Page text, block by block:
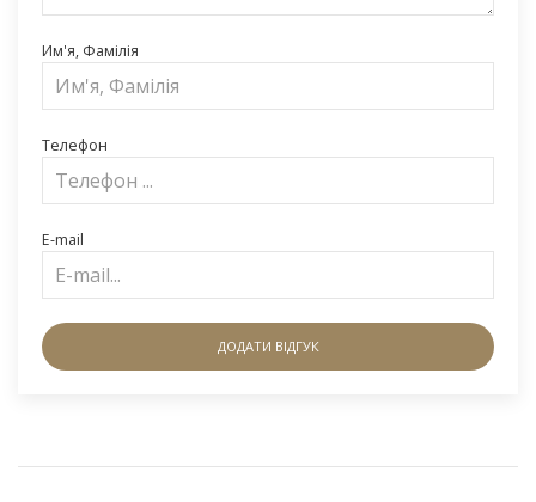
Им'я, Фамілія
Телефон
E-mail
ДОДАТИ ВІДГУК